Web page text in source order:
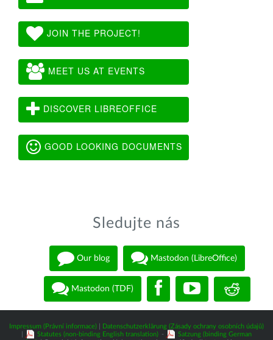
JOIN THE PROJECT!
MEET US AT EVENTS
DISCOVER LIBREOFFICE
GOOD LOOKING DOCUMENTS
Sledujte nás
Our blog Mastodon (LibreOffice)
Mastodon (TDF)
Impressum (Právní informace)
Datenschutzerklärung (Zásady ochrany osobních údajů)
Statutes (non-binding English translation) -
Satzung (binding German